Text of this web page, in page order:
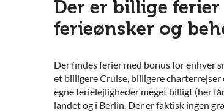
Der er billige
ferieønsker og
Der findes ferier med bonus for enhver
et billigere Cruise, billigere
egne ferielejligheder meget billigt (her
landet og i Berlin. Der er faktisk ingen